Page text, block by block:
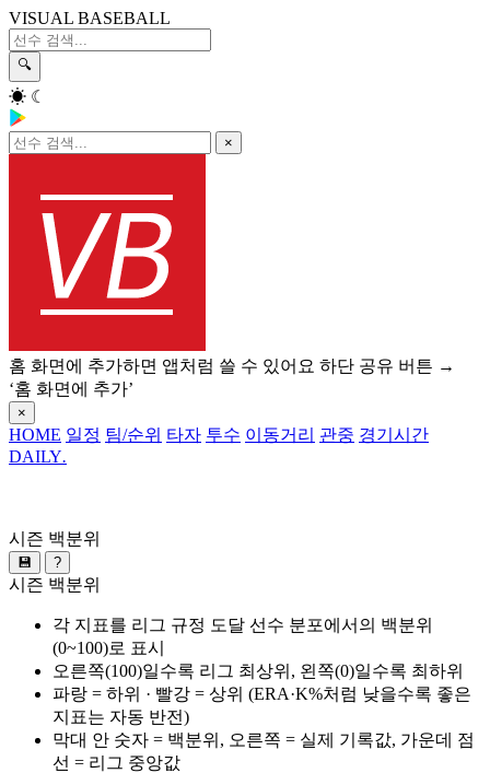
VISUAL BASEBALL
🔍
☀ ☾
×
홈 화면에 추가하면 앱처럼 쓸 수 있어요 하단 공유 버튼 →
‘홈 화면에 추가’
×
HOME 일정 팀/순위 타자 투수 이동거리 관중 경기시간
DAILY.
시즌 백분위
💾 ?
시즌 백분위
각 지표를 리그 규정 도달 선수 분포에서의 백분위
(0~100)로 표시
오른쪽(100)일수록 리그 최상위, 왼쪽(0)일수록 최하위
파랑 = 하위 · 빨강 = 상위 (ERA·K%처럼 낮을수록 좋은
지표는 자동 반전)
막대 안 숫자 = 백분위, 오른쪽 = 실제 기록값, 가운데 점
선 = 리그 중앙값